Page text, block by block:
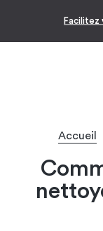
Facilitez
Accueil